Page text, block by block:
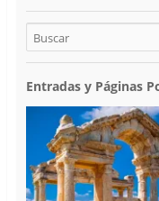
Entradas y Páginas